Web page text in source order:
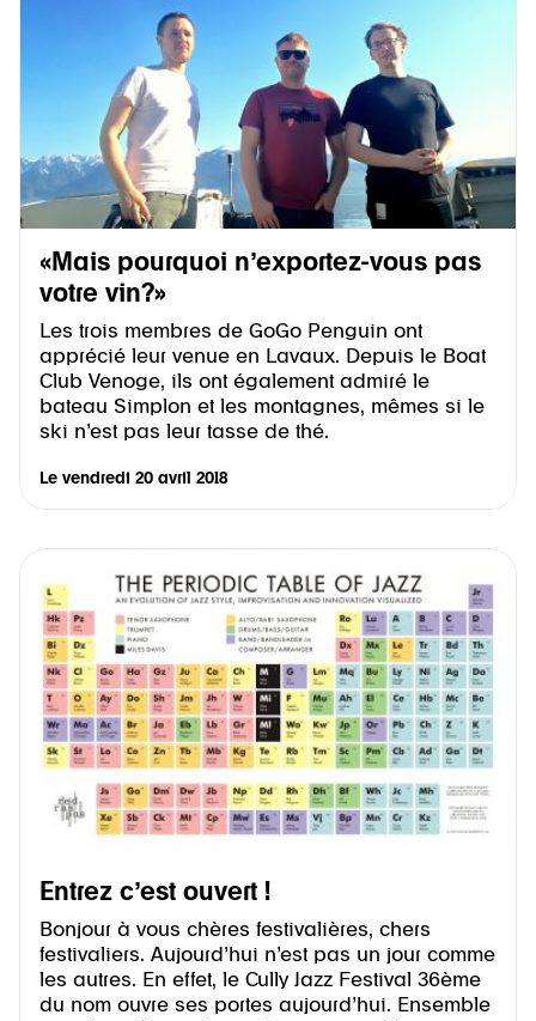
«Mais pourquoi n’exportez-vous pas
votre vin?»
Les trois membres de GoGo Penguin ont
apprécié leur venue en Lavaux. Depuis le Boat
Club Venoge, ils ont également admiré le
bateau Simplon et les montagnes, mêmes si le
ski n’est pas leur tasse de thé.
Le vendredi 20 avril 2018
Entrez c’est ouvert !
Bonjour à vous chères festivalières, chers
festivaliers. Aujourd’hui n’est pas un jour comme
les autres. En effet, le Cully Jazz Festival 36ème
du nom ouvre ses portes aujourd’hui. Ensemble